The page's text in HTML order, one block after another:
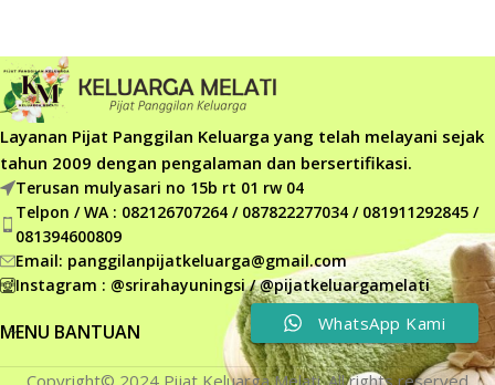
Layanan Pijat Panggilan Keluarga yang telah melayani sejak
tahun 2009 dengan pengalaman dan bersertifikasi.
Terusan mulyasari no 15b rt 01 rw 04
Telpon / WA : 082126707264 / 087822277034 / 081911292845 /
081394600809
Email: panggilanpijatkeluarga@gmail.com
Instagram : @srirahayuningsi / @pijatkeluargamelati
MENU BANTUAN
Copyright© 2024 Pijat Keluarga Melati. All rights reserved
WhatsApp Kami